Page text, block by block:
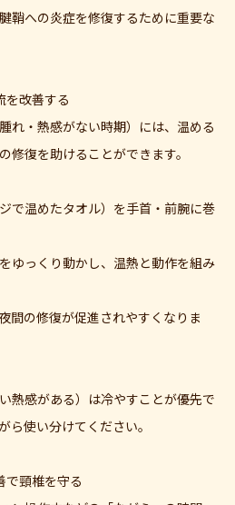
鞘への炎症を修復するために重要な
を改善する
れ・熱感がない時期）には、温める
修復を助けることができます。
で温めたタオル）を手首・前腕に巻
ゆっくり動かし、温熱と動作を組み
間の修復が促進されやすくなりま
熱感がある）は冷やすことが優先で
ら使い分けてください。
で頸椎を守る